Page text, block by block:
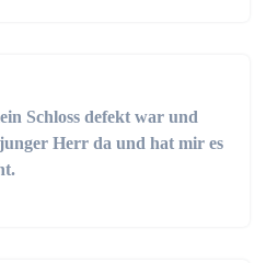
Schloss defekt war und
Herr da und hat mir es